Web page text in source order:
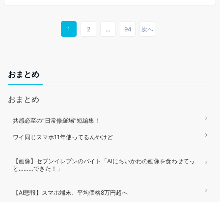
1 2 … 94 次へ
おまとめ
おまとめ
共感必至の“日常修羅場”短編集！
ワイ同じスマホ11年使ってるんやけど
【画像】セブンイレブンのバイト「AIにちいかわの画像を食わせてっ
と………できた！」
【AI悲報】スマホ端末、平均価格8万円超へ